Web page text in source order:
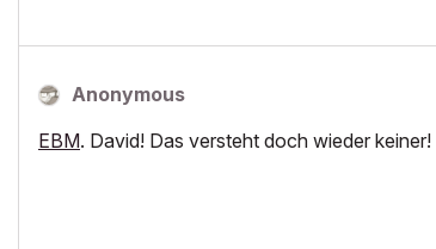
Anonymous
EBM. David! Das versteht doch wieder keiner!